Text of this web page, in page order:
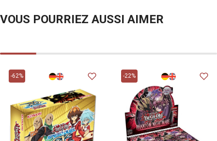
VOUS POURRIEZ AUSSI AIMER
-62% -22%